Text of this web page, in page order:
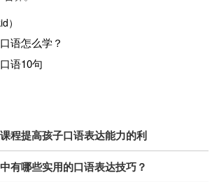
）
语怎么学？
语10句
程提高孩子口语表达能力的利
有哪些实用的口语表达技巧？